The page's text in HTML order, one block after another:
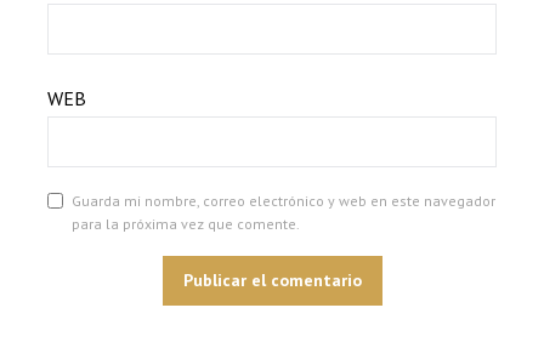
WEB
Guarda mi nombre, correo electrónico y web en este navegador
para la próxima vez que comente.